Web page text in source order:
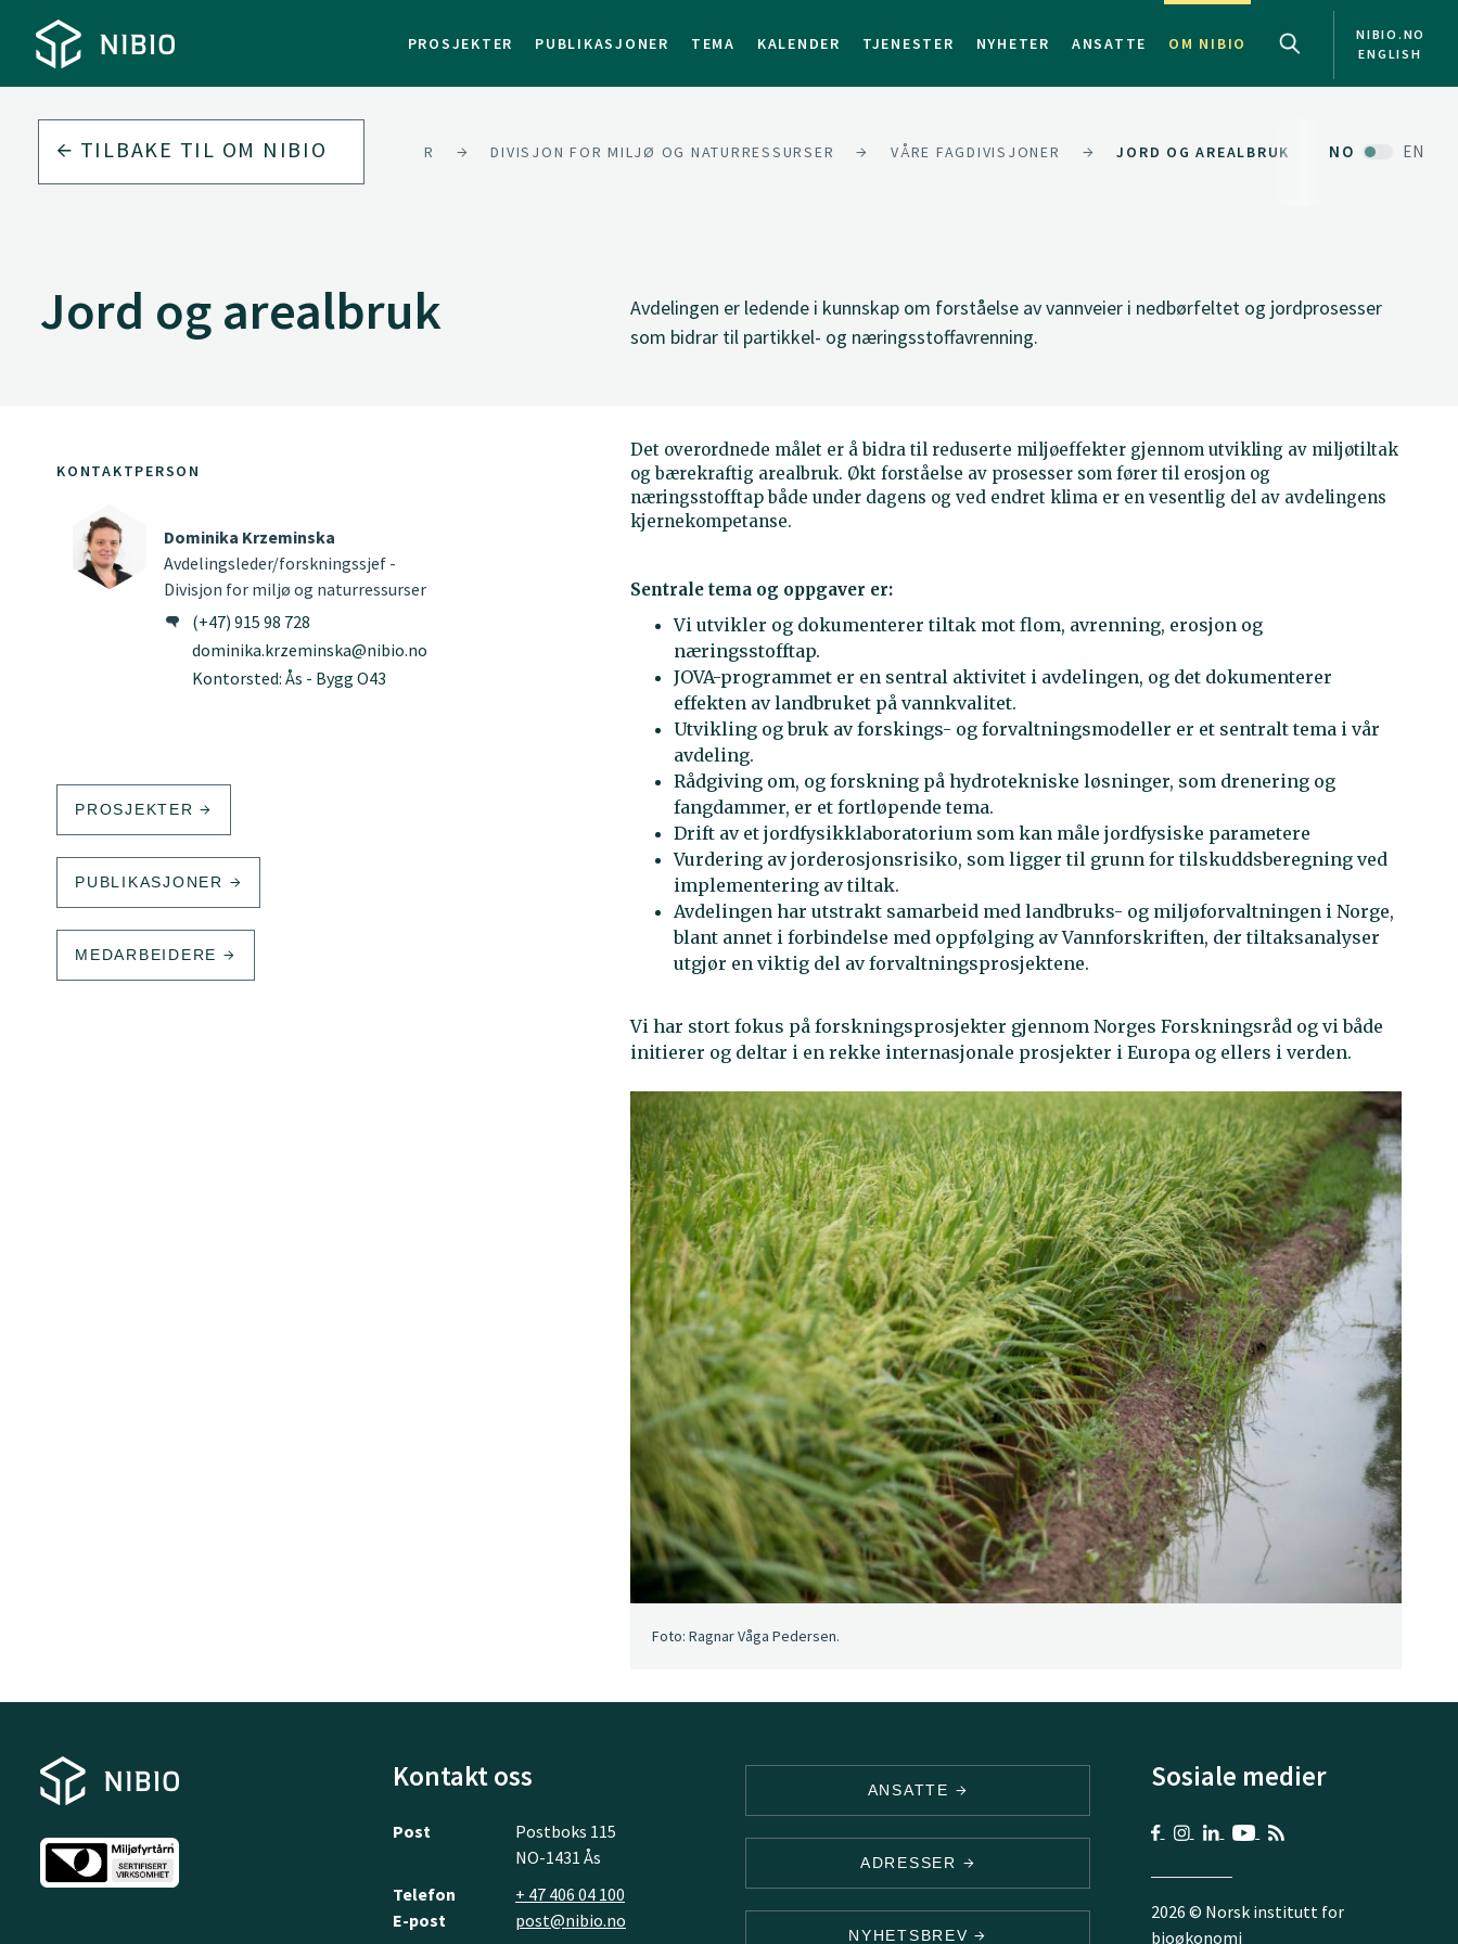
PROSJEKTER PUBLIKASJONER TEMA KALENDER TJENESTER NYHETER ANSATTE OM NIBIO
NIBIO.NO
ENGLISH
TILBAKE TIL OM NIBIO
VÅRE FAGDIVISJONER DIVISJON FOR MILJØ OG NATURRESSURSER VÅRE FAGDIVISJONER JORD OG AREALBRUK NO EN
Jord og arealbruk
Avdelingen er ledende i kunnskap om forståelse av vannveier i nedbørfeltet og jordprosesser
som bidrar til partikkel- og næringsstoffavrenning.
Det overordnede målet er å bidra til reduserte miljøeffekter gjennom utvikling av miljøtiltak
ogbærekraftig arealbruk. Økt forståelse av prosesser som fører til erosjon og
næringsstofftap både under dagens og ved endret klima er en vesentlig del av avdelingens
kjernekompetanse.
Sentrale tema og oppgaver er:
Vi utvikler og dokumenterer tiltak mot flom, avrenning, erosjon og
næringsstofftap.
JOVA-programmet er en sentral aktivitet i avdelingen, og det dokumenterer
effekten av landbruket på vannkvalitet.
Utvikling og bruk av forskings- og forvaltningsmodeller er et sentralt tema i vår
avdeling.
Rådgiving om, og forskning på hydrotekniske løsninger, som drenering og
fangdammer, er et fortløpende tema.
Drift av et jordfysikklaboratorium som kan måle jordfysiske parametere
Vurdering av jorderosjonsrisiko, som ligger til grunn for tilskuddsberegning ved
implementering av tiltak.
Avdelingen har utstrakt samarbeid med landbruks- og miljøforvaltningen i Norge,
blant annet i forbindelse med oppfølging av Vannforskriften, der tiltaksanalyser
utgjør en viktig del av forvaltningsprosjektene.
Vi har stort fokus på forskningsprosjekter gjennom Norges Forskningsråd og vi både
initierer og deltar i en rekke internasjonale prosjekter i Europa og ellers i verden.
Foto: Ragnar Våga Pedersen.
KONTAKTPERSON
Dominika Krzeminska
Avdelingsleder/forskningssjef -
Divisjon for miljø og naturressurser
(+47) 915 98 728
dominika.krzeminska@nibio.no
Kontorsted: Ås - Bygg O43
PROSJEKTER
PUBLIKASJONER
MEDARBEIDERE
Kontakt oss
Post
Postboks 115
NO-1431 Ås
Telefon
+ 47 406 04 100
E-post
post@nibio.no
ANSATTE
ADRESSER
NYHETSBREV
Sosiale medier
2026 © Norsk institutt for
bioøkonomi